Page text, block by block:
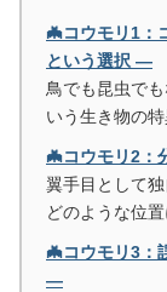
🦇コウモリ1：
という選択 ―
鳥でも昆虫で
いう生き物の
🦇コウモリ2
翼手目として
どのような位
🦇コウモリ3：
―